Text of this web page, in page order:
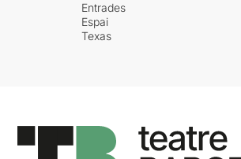
Entrades
Espai
Texas